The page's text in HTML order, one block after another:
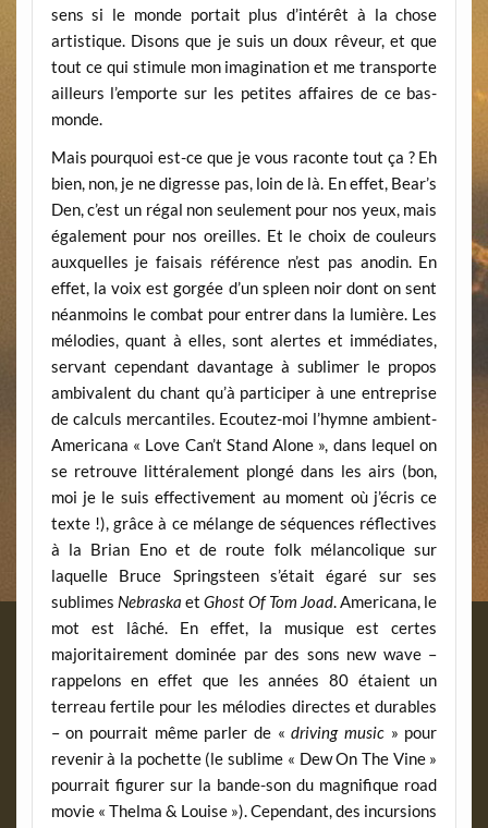
sens si le monde portait plus d’intérêt à la chose
artistique. Disons que je suis un doux rêveur, et que
tout ce qui stimule mon imagination et me transporte
ailleurs l’emporte sur les petites affaires de ce bas-
monde.
Mais pourquoi est-ce que je vous raconte tout ça ? Eh
bien, non, je ne digresse pas, loin de là. En effet, Bear’s
Den, c’est un régal non seulement pour nos yeux, mais
également pour nos oreilles. Et le choix de couleurs
auxquelles je faisais référence n’est pas anodin. En
effet, la voix est gorgée d’un spleen noir dont on sent
néanmoins le combat pour entrer dans la lumière. Les
mélodies, quant à elles, sont alertes et immédiates,
servant cependant davantage à sublimer le propos
ambivalent du chant qu’à participer à une entreprise
de calculs mercantiles. Ecoutez-moi l’hymne ambient-
Americana « Love Can’t Stand Alone », dans lequel on
se retrouve littéralement plongé dans les airs (bon,
moi je le suis effectivement au moment où j’écris ce
texte !), grâce à ce mélange de séquences réflectives
à la Brian Eno et de route folk mélancolique sur
laquelle Bruce Springsteen s’était égaré sur ses
sublimes Nebraska etGhost Of Tom Joad. Americana, le
mot est lâché. En effet, la musique est certes
majoritairement dominée par des sons new wave –
rappelons en effet que les années 80 étaient un
terreau fertile pour les mélodies directes et durables
– on pourrait même parler de « driving music » pour
revenir à la pochette (le sublime « Dew On The Vine »
pourrait figurer sur la bande-son du magnifique road
movie « Thelma & Louise »). Cependant, des incursions